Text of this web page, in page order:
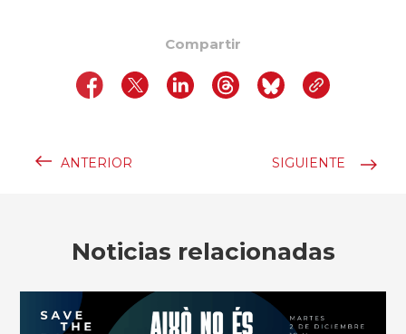
Compartir
ANTERIOR SIGUIENTE
Noticias relacionadas